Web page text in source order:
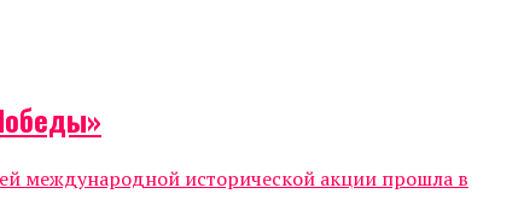
международной исторической акции прошла в